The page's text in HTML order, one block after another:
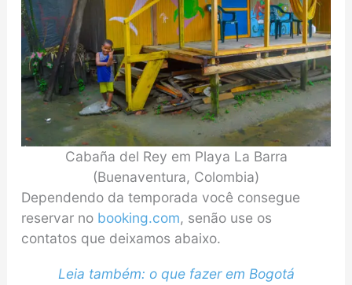
Cabaña del Rey em Playa La Barra
(Buenaventura, Colombia)
Dependendo da temporada você consegue
reservar no booking.com, senão use os
contatos que deixamos abaixo.
Leia também: o que fazer em Bogotá